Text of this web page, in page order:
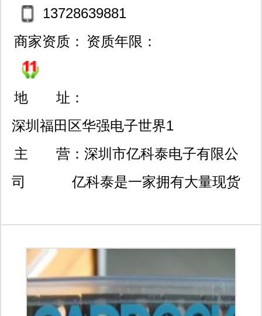
13728639881
商家资质： 资质年限：
地 址：
深圳福田区华强电子世界1
号楼一楼11c032室 专营二
三极管系列 原装/国产现货
主 营： 深圳市亿科泰电子有限公
司 亿科泰是一家拥有大量现货
备及检测仪器，执行严格的品质控制规
范，确保产品质量始终处于良好的受控